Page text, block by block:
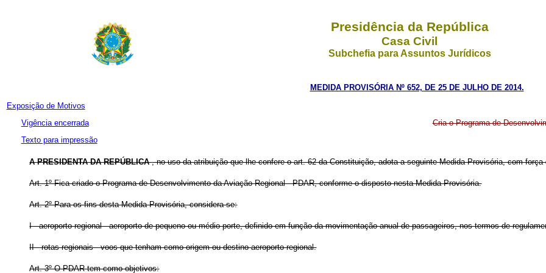
Presidência da República
Casa Civil
Subchefia para Assuntos Jurídicos
MEDIDA PROVISÓRIA Nº 652, DE 25 DE JULHO DE 2014.
Exposição de Motivos
Vigência encerrada
Texto para impressão
Cria o Programa de
A PRESIDENTA DA REPÚBLICA, no uso da atribuição que lhe confere o art. 62 da Constituição, adota a seguinte Medida Provisória, com força
Art. 1º Fica criado o Programa de Desenvolvimento da Aviação Regional - PDAR, conforme o disposto nesta Medida Provisória.
Art. 2º Para os fins desta Medida Provisória, considera-se:
I - aeroporto regional - aeroporto de pequeno ou médio porte, definido em função da movimentação anual de passageiros, nos termos de
II - rotas regionais - voos que tenham como origem ou destino aeroporto regional.
Art. 3º O PDAR tem como objetivos: